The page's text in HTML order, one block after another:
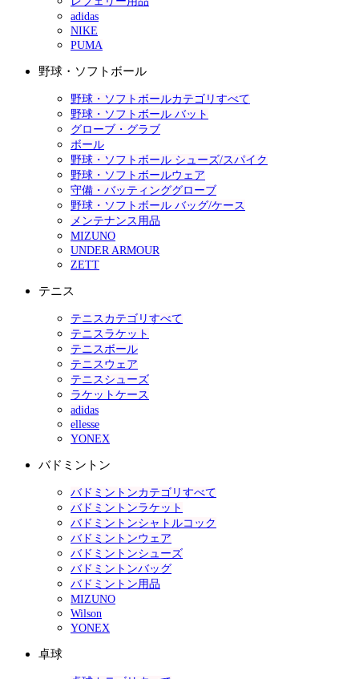
adidas
NIKE
PUMA
野球・ソフトボール
野球・ソフトボールカテゴリすべて
野球・ソフトボール バット
グローブ・グラブ
ボール
野球・ソフトボール シューズ/スパイク
野球・ソフトボールウェア
守備・バッティンググローブ
野球・ソフトボール バッグ/ケース
メンテナンス用品
MIZUNO
UNDER ARMOUR
ZETT
テニス
テニスカテゴリすべて
テニスラケット
テニスボール
テニスウェア
テニスシューズ
ラケットケース
adidas
ellesse
YONEX
バドミントン
バドミントンカテゴリすべて
バドミントンラケット
バドミントンシャトルコック
バドミントンウェア
バドミントンシューズ
バドミントンバッグ
バドミントン用品
MIZUNO
Wilson
YONEX
卓球